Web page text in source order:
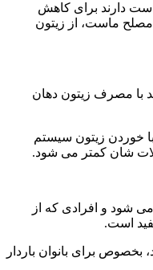
دارند برای کاهش
ماست، از زیتون
با مصرف زیتون دهان
خوردن زیتون سیستم
شان کمتر می شود.
شود و افرادی که از
است.
برای بانوان باردار